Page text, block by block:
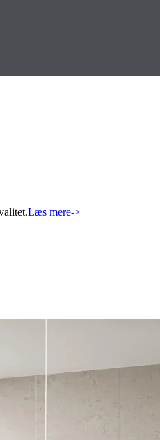
Læs mere->